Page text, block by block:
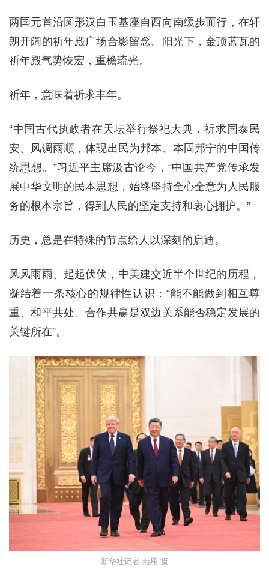
两国元首沿圆形汉白玉基座自西向南缓步而行，在轩
朗开阔的祈年殿广场合影留念。阳光下，金顶蓝瓦的
祈年殿气势恢宏，重檐琉光。
祈年，意味着祈求丰年。
“中国古代执政者在天坛举行祭祀大典，祈求国泰民
安、风调雨顺，体现出民为邦本、本固邦宁的中国传
统思想。”习近平主席汲古论今，“中国共产党传承发
展中华文明的民本思想，始终坚持全心全意为人民服
务的根本宗旨，得到人民的坚定支持和衷心拥护。”
历史，总是在特殊的节点给人以深刻的启迪。
风风雨雨、起起伏伏，中美建交近半个世纪的历程，
凝结着一条核心的规律性认识：“能不能做到相互尊
重、和平共处、合作共赢是双边关系能否稳定发展的
关键所在”。
新华社记者 燕雁 摄